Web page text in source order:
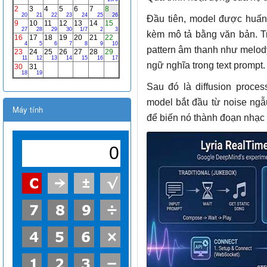
Đầu tiên, model được
kèm mô tả bằng văn bản.
pattern âm thanh như
ngữ nghĩa trong text prompt.
Sau đó là diffusion
model bắt đầu từ noise
để biến nó thành đoạn
Máy tính